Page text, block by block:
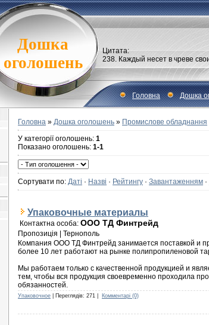
Дошка
оголошень
Цитата:
238. Каждый несет в чреве
Головна Дошка
Головна » Дошка оголошень » Промислове обладнання
У категорії оголошень: 1
Показано оголошень: 1-1
Сортувати по: Даті · Назві · Рейтингу · Завантаженням ·
Упаковочные материалы
Контактна особа: ООО ТД Финтрейд
Пропозиція | Тернополь
Компания ООО ТД Финтрейд занимается поставкой и
более 10 лет работают на рынке полипропиленовой
Мы работаем только с качественной продукцией и
тем, чтобы вся продукция своевременно проходила
обязанностей.
Упаковочное | Переглядів: 271 | Комментарі (0)